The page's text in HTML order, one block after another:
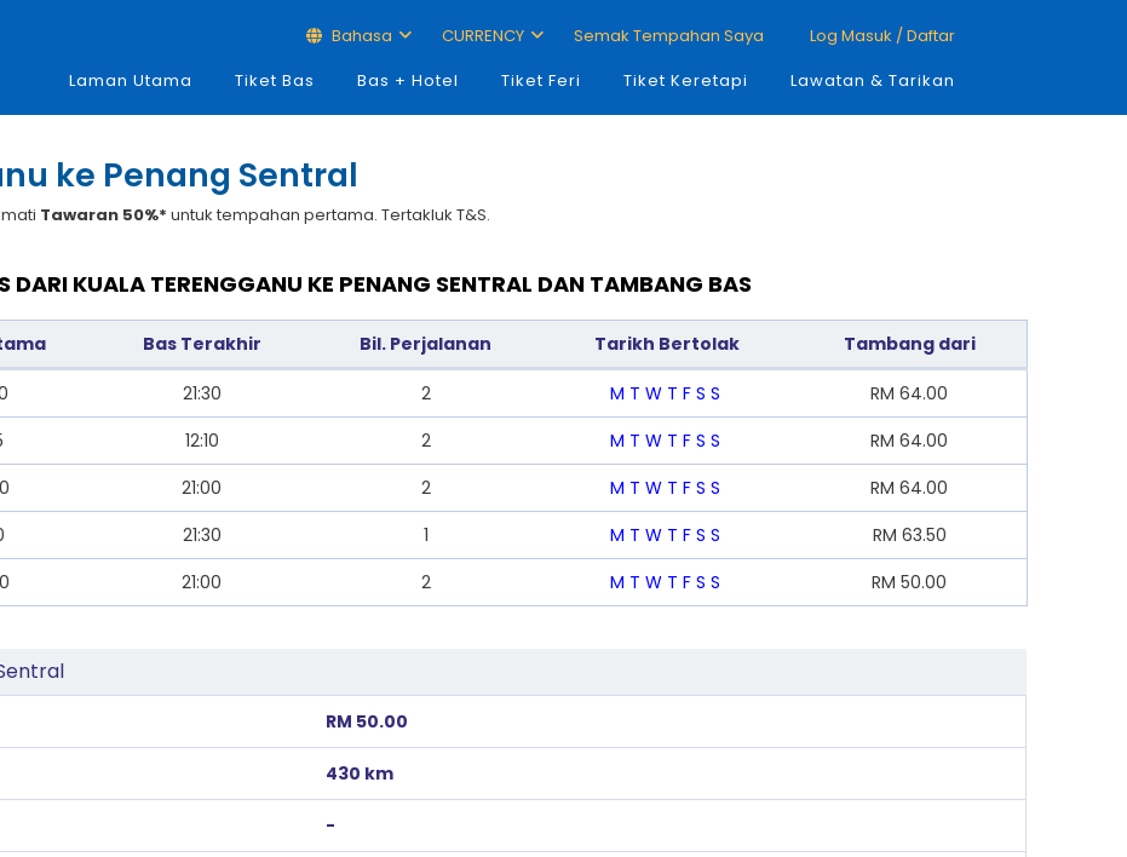
Bahasa CURRENCY Semak Tempahan Saya
Log Masuk / Daftar
Laman Utama
Tiket Bas Bas + Hotel Tiket Feri Tiket Keretapi Lawatan & Tarikan
ke Penang Sentral
Tawaran 50%* untuk tempahan pertama. Tertakluk T&S.
DARI KUALA TERENGGANU KE PENANG SENTRAL DAN TAMBANG BAS
Bas Terakhir Bil. Perjalanan Tarikh Bertolak Tambang dari
21:30 2 M T W T F S S RM 64.00
12:10 2 M T W T F S S RM 64.00
21:00 2 M T W T F S S RM 64.00
21:30 1 M T W T F S S RM 63.50
21:00 2 M T W T F S S RM 50.00
RM 50.00
430 km
-